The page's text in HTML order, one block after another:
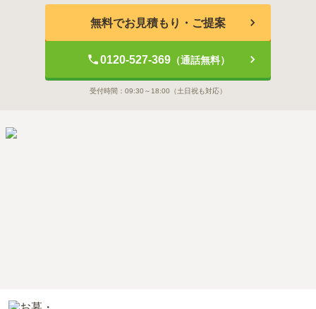
無料でお見積もり・ご提案
0120-527-369（通話無料）
受付時間： 09:30～18:00 （土日祝も対応）